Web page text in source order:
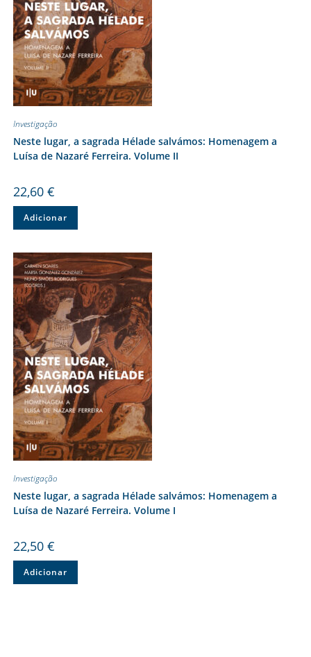
Investigação
Neste lugar, a sagrada Hélade salvámos: Homenagem a
Luísa de Nazaré Ferreira. Volume II
22,60 €
Adicionar
Investigação
Neste lugar, a sagrada Hélade salvámos: Homenagem a
Luísa de Nazaré Ferreira. Volume I
22,50 €
Adicionar